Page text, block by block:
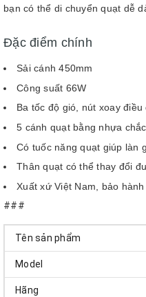
bạn có thể di chuyển quạt dễ
Đặc điểm chính
Sải cánh 450mm
Công suất 66W
Ba tốc độ gió, nút xoay
5 cánh quạt bằng nhựa
Có tuốc năng quạt giúp làn
Thân quạt có thể thay đổi
Xuất xứ Việt Nam, bảo hành
###
Tên sản phẩm
Model
Hãng